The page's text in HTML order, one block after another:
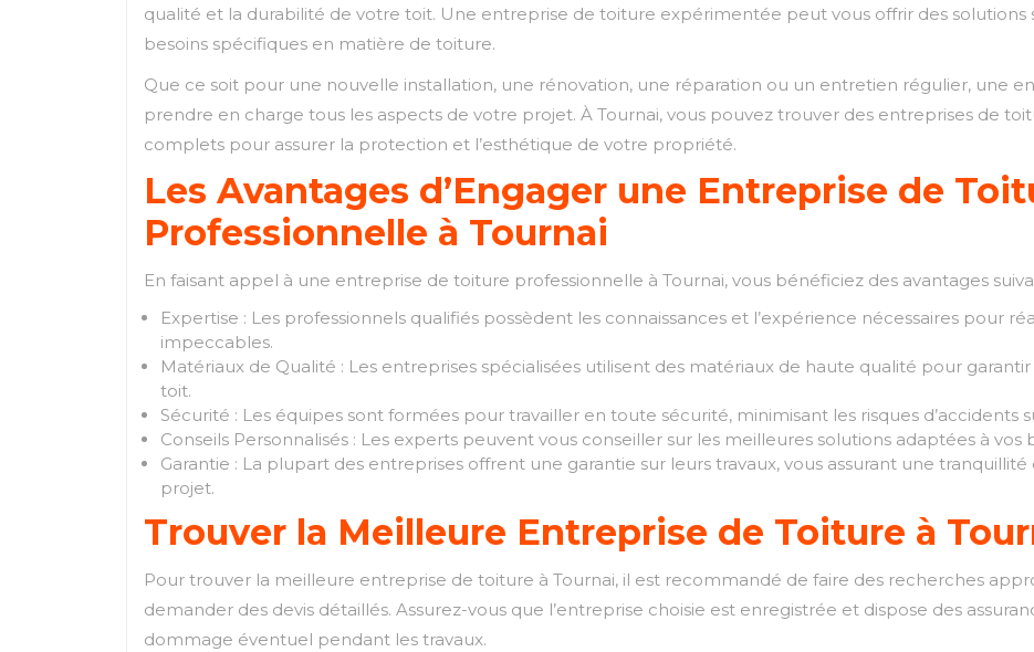
qualité et la durabilité de votre toit. Une entreprise de toiture expérimentée peut vous offrir des
besoins spécifiques en matière de toiture.
Que ce soit pour une nouvelle installation, une rénovation, une réparation ou un entretien régulier, une
prendre en charge tous les aspects de votre projet. À Tournai, vous pouvez trouver des entreprises de
complets pour assurer la protection et l’esthétique de votre propriété.
Les Avantages d’Engager une Entreprise de
Professionnelle à Tournai
En faisant appel à une entreprise de toiture professionnelle à Tournai, vous bénéficiez des avantages
Expertise : Les professionnels qualifiés possèdent les connaissances et l’expérience nécessaires pour
impeccables.
Matériaux de Qualité : Les entreprises spécialisées utilisent des matériaux de haute qualité pour
toit.
Sécurité : Les équipes sont formées pour travailler en toute sécurité, minimisant les risques d’accidents
Conseils Personnalisés : Les experts peuvent vous conseiller sur les meilleures solutions adaptées à
Garantie : La plupart des entreprises offrent une garantie sur leurs travaux, vous assurant une tranquillité
projet.
Trouver la Meilleure Entreprise de Toiture à
Pour trouver la meilleure entreprise de toiture à Tournai, il est recommandé de faire des recherches
demander des devis détaillés. Assurez-vous que l’entreprise choisie est enregistrée et dispose des
dommage éventuel pendant les travaux.